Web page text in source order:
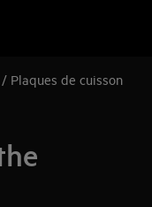
Plaques de cuisson